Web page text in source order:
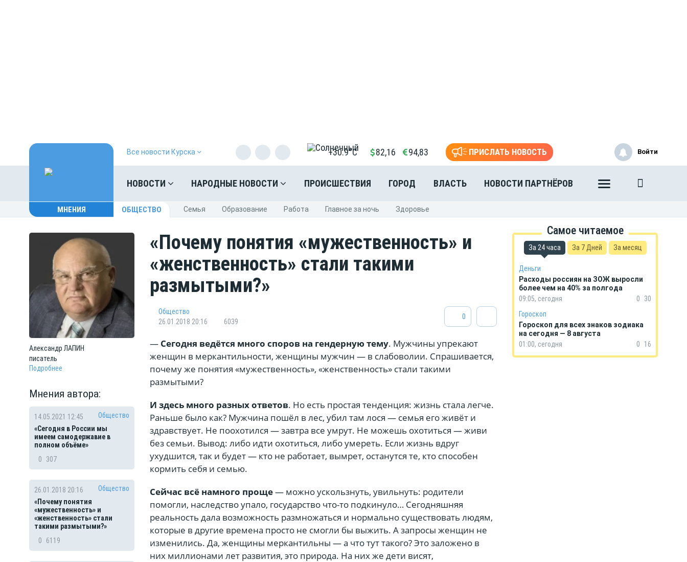
Все новости Курска +30.9°C 82,16 94,83 ПРИСЛАТЬ НОВОСТЬ
НОВОСТИ НАРОДНЫЕ НОВОСТИ ПРОИСШЕСТВИЯ ГОРОД ВЛАСТЬ НОВОСТИ ПАРТНЁРОВ
Войти
МНЕНИЯ ОБЩЕСТВО Cемья Oбразование Pабота Главное за ночь Здоровье
Александр ЛАПИН
писатель
Подробнее
Мнения автора:
14.05.2021 12:45
Общество
«Сегодня в России мы
имеем самодержавие в
полном объёме»
0
307
26.01.2018 20:16
Общество
«Почему понятия
«мужественность» и
«женственность» стали
такими размытыми?»
0
6119
«Почему понятия «мужественность» и
«женственность» стали такими
размытыми?»
Общество
26.01.2018 20:16
6039
0
— Сегодня ведётся много споров на гендерную тему. Мужчины упрекают
женщин в меркантильности, женщины мужчин — в слабоволии. Спрашивается,
почему же понятия «мужественность», «женственность» стали такими
размытыми?
И здесь много разных ответов. Но есть простая тенденция: жизнь стала легче.
Раньше было как? Мужчина пошёл в лес, убил там лося — семья его живёт и
здравствует. Не поохотился — завтра все умрут. Не можешь охотиться — живи
без семьи. Вывод: либо идти охотиться, либо умереть. Если жизнь вдруг
ухудшится, так и будет — кто не работает, вымрет, останутся те, кто способен
кормить себя и семью.
Сейчас всё намного проще— можно ускользнуть, увильнуть: родители
помогли, наследство упало, государство что-то подкинуло… Сегодняшняя
реальность дала возможность размножаться и нормально существовать людям,
которые в другие времена просто не смогли бы выжить. А запросы женщин не
изменились. Да, женщины меркантильны — а что тут такого? Это заложено в
них миллионами лет развития, это природа. На них же дети висят,
Самое читаемое
За 24 часа За 7 Дней За месяц
Деньги
Расходы россиян на ЗОЖ выросли
более чем на 40% за полгода
09:05, сегодня
0
30
Гороскоп
Гороскоп для всех знаков зодиака
на сегодня — 8 августа
01:00, сегодня
0 16